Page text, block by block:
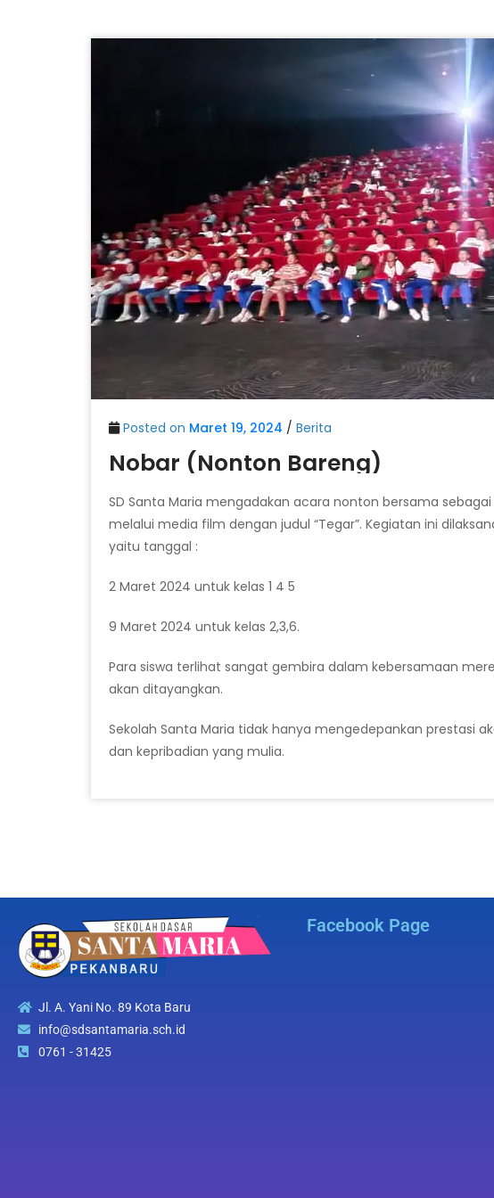
Posted on Maret 19, 2024 / Berita
Nobar (Nonton Bareng)
SD Santa Maria mengadakan acara nonton bersama
melalui media film dengan judul “Tegar”. Kegiatan ini
yaitu tanggal :
2 Maret 2024 untuk kelas 1 4 5
9 Maret 2024 untuk kelas 2,3,6.
Para siswa terlihat sangat gembira dalam kebersamaan
akan ditayangkan.
Sekolah Santa Maria tidak hanya mengedepankan prestasi
dan kepribadian yang mulia.
Jl. A. Yani No. 89 Kota Baru
info@sdsantamaria.sch.id
0761 - 31425
Facebook Page